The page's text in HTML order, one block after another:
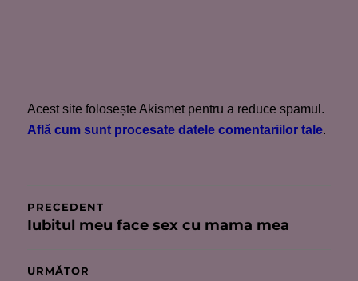
Acest site folosește Akismet pentru a reduce spamul.
Află cum sunt procesate datele comentariilor tale.
Navigare
în
articole
PRECEDENT
Articolul
Iubitul meu face sex cu mama mea
URMĂTOR